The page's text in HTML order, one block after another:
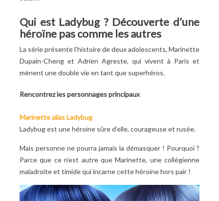
Qui est Ladybug ? Découverte d’une
héroïne pas comme les autres
La série présente l’histoire de deux adolescents, Marinette
Dupain-Cheng et Adrien Agreste, qui vivent à Paris et
mènent une double vie en tant que superhéros.
Rencontrez les personnages principaux
Marinette alias Ladybug
Ladybug est une héroïne sûre d’elle, courageuse et rusée.
Mais personne ne pourra jamais la démasquer ! Pourquoi ?
Parce que ce n’est autre que Marinette, une collégienne
maladroite et timide qui incarne cette héroïne hors pair !